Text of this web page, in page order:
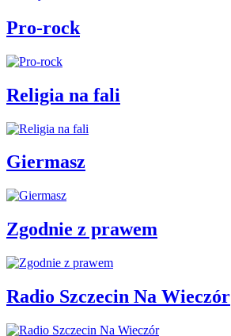
Pro-rock
Religia na fali
Giermasz
Zgodnie z prawem
Radio Szczecin Na Wieczór